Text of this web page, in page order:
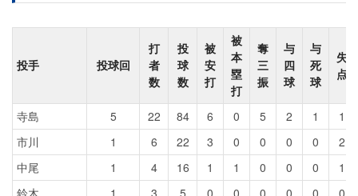
投手 投球回
打
者
数
投
球
数
被
安
打
被
本
塁
打
奪
三
振
与
四
球
与
死
球
失
点
寺島 5 22 84 6 0 5 2 1
1
市川
1 6 22 3 0 0 0 0
2
中尾
1 4 16 1 1 0 0 0
1
鈴木
1 3 5 0 0 0 0 0 0